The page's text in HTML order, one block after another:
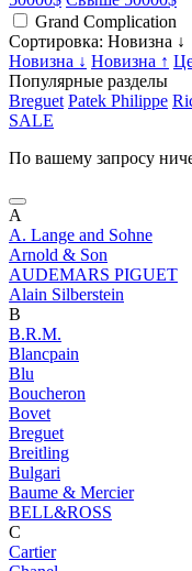
Grand Complication
Сортировка: Новизна ↓
Новизна ↓ Новизна ↑
Популярные разделы
Breguet Patek Philippe
SALE
По вашему запросу
A
A. Lange and Sohne
Arnold & Son
AUDEMARS PIGUET
Alain Silberstein
B
B.R.M.
Blancpain
Blu
Boucheron
Bovet
Breguet
Breitling
Bulgari
Baume & Mercier
BELL&ROSS
C
Cartier